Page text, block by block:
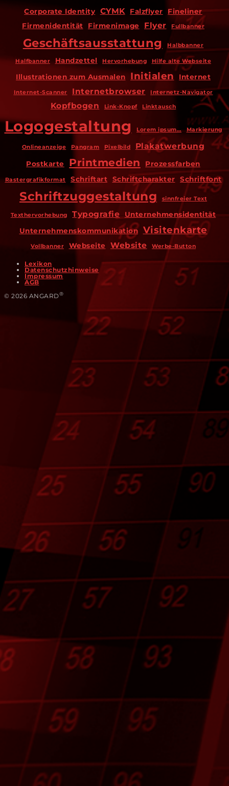
Corporate Identity CYMK Falzflyer
Fineliner
Firmenidentität
Firmenimage Flyer Fullbanner
Geschäftsausstattung Halbbanner
Halfbanner Handzettel Hervorhebung Hilfe alte Webseite
Illustrationen zum Ausmalen Initialen Internet
Internet-Scanner Internetbrowser Internetz-Navigator
Kopfbogen Link-Knopf Linktausch
Logogestaltung Lorem ipsum… Markierung
Onlineanzeige Pangram Pixelbild Plakatwerbung
Postkarte Printmedien Prozessfarben
Rastergrafikformat Schriftart Schriftcharakter Schriftfont
Schriftzuggestaltung sinnfreier Text
Texthervorhebung Typografie
Unternehmensidentität
Unternehmenskommunikation
Visitenkarte
Vollbanner Webseite Website Werbe-Button
Lexikon
Datenschutzhinweise
Impressum
AGB
© 2026 ANGARD®